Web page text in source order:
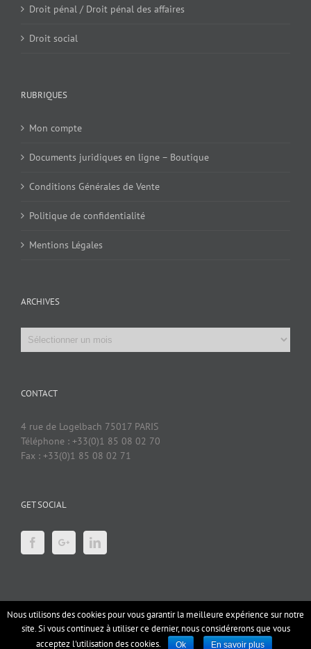
Droit pénal / Droit pénal des affaires
Droit social
RUBRIQUES
Mon compte
Documents juridiques en ligne – Boutique
Conditions Générales de Vente
Politique de confidentialité
Mentions Légales
ARCHIVES
Archives
CONTACT
4 rue de Logelbach 75017 PARIS
Téléphone : +33(0)1 85 08 02 70
Fax : +33(0)1 85 08 02 71
GET SOCIAL
2018 Welaw Avocats |Mentions légales|Credits
Nous utilisons des cookies pour vous garantir la meilleure expérience sur notre
site. Si vous continuez à utiliser ce dernier, nous considérerons que vous
acceptez l'utilisation des cookies.
Ok En savoir plus